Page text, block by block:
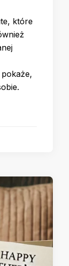
które